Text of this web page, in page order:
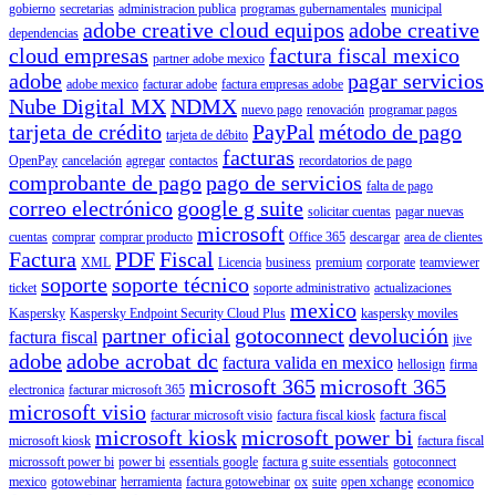
gobierno secretarias administracion publica programas gubernamentales municipal
dependencias adobe creative cloud equipos adobe creative
cloud empresas partner adobe mexico factura fiscal mexico
adobe adobe mexico facturar adobe factura empresas adobe pagar servicios
Nube Digital MXNDMX nuevo pago renovación programar pagos
tarjeta de crédito tarjeta de débito PayPal método de pago
OpenPay cancelación agregar contactos facturas recordatorios de pago
comprobante de pagopago de servicios falta de pago
correo electrónico google g suite solicitar cuentas pagar nuevas
cuentas comprar comprar producto microsoft Office 365 descargar area de clientes
Factura XML PDFFiscal Licencia business premium corporate teamviewer
ticket soportesoporte técnico soporte administrativo actualizaciones
Kaspersky Kaspersky Endpoint Security Cloud Plus mexico kaspersky moviles
factura fiscal partner oficial gotoconnectdevolución jive
adobeadobe acrobat dc factura valida en mexico hellosign firma
electronica facturar microsoft 365 microsoft 365microsoft 365
microsoft visio facturar microsoft visio factura fiscal kiosk factura fiscal
microsoft kiosk microsoft kioskmicrosoft power bi factura fiscal
microssoft power bi power bi essentials google factura g suite essentials gotoconnect
mexico gotowebinar herramienta factura gotowebinar ox suite open xchange economico